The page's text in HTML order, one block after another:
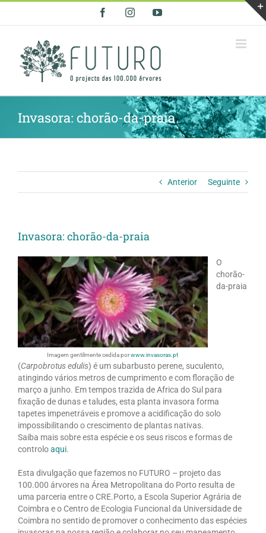
FacebookInstagramYouTube
Invasora: chorão-da-praia
Anterior Seguinte
Invasora: chorão-da-praia
Imagem gentilmente cedida porwww.invasoras.pt
O
chorão-
da-praia
(Carpobrotus edulis) é um subarbusto perene, suculento,
atingindo vários metros de cumprimento e com floração de
março a junho. Em tempos trazida de Africa do Sul para
fixação de dunas e taludes, esta planta invasora forma
tapetes impenetráveis e promove a acidificação do solo
impossibilitando o crescimento de plantas nativas.
Saiba mais sobre esta espécie e os seus riscos e formas de
controloaqui.
Esta divulgação que fazemos no FUTURO – projeto das
100.000 árvores na Área Metropolitana do Porto resulta de
uma parceria entre o CRE.Porto, a Escola Superior Agrária de
Coimbra e o Centro de Ecologia Funcional da Universidade de
Coimbra no sentido de promover o conhecimento das espécies